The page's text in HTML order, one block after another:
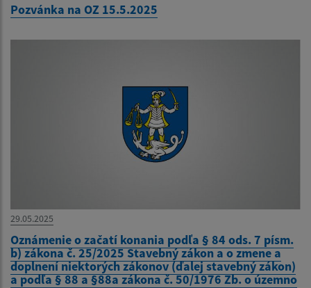
Pozvánka na OZ 15.5.2025
29.05.2025
Oznámenie o začatí konania podľa § 84 ods. 7 písm.
b) zákona č. 25/2025 Stavebný zákon a o zmene a
doplnení niektorých zákonov (ďalej stavebný zákon)
a podľa § 88 a §88a zákona č. 50/1976 Zb. o územno